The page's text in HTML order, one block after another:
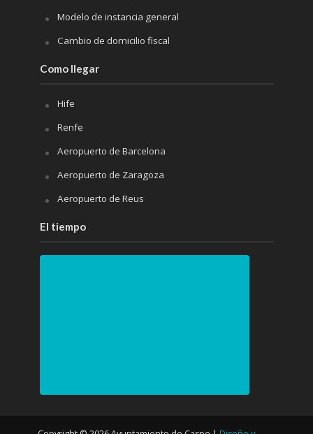
Modelo de instancia general
Cambio de domicilio fiscal
Como llegar
Hife
Renfe
Aeropuerto de Barcelona
Aeropuerto de Zaragoza
Aeropuerto de Reus
El tiempo